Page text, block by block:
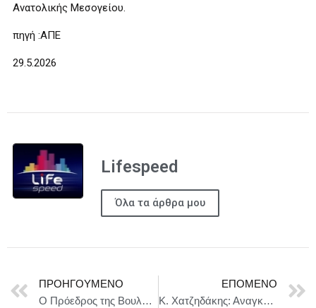
Ανατολικής Μεσογείου.
πηγή :ΑΠΕ
29.5.2026
Lifespeed
Όλα τα άρθρα μου
ΠΡΟΗΓΟΎΜΕΝΟ
Ο Πρόεδρος της Βουλής των Ελλήνων κ. Νικήτας Κακλαμάνης, στο 2ο Ελληνοϊσπανικό Κοινοβουλευτικό Φόρουμ στη Μαδρίτη
ΕΠΌΜΕΝΟ
Κ. Χατζηδάκης: Αναγκαία μια κυβέρνηση με ευρωπαϊκή τεχνογνωσία στις διαπραγματεύσεις για το νέο προϋπολογισμό της ΕΕ